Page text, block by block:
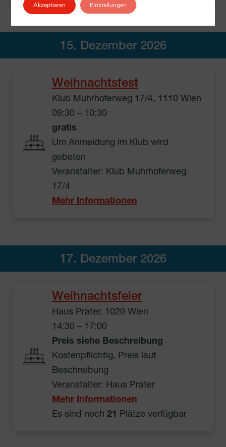
15. Dezember 2026
Weihnachtsfest
Klub Muhrhoferweg 17/4, 1110 Wien
09:30 – 10:30
gratis
Um Anmeldung im Klub wird
gebeten
Veranstalter: Klub Muhrhoferweg
17/4
Mehr Informationen
17. Dezember 2026
Weihnachtsfeier
Haus Prater, 1020 Wien
14:30 – 17:00
Preis siehe Beschreibung
Kostenpflichtig, Preis laut
Beschreibung
Veranstalter: Haus Prater
Mehr Informationen
Es sind noch 21 Plätze verfügbar
Akzeptieren Einstellungen